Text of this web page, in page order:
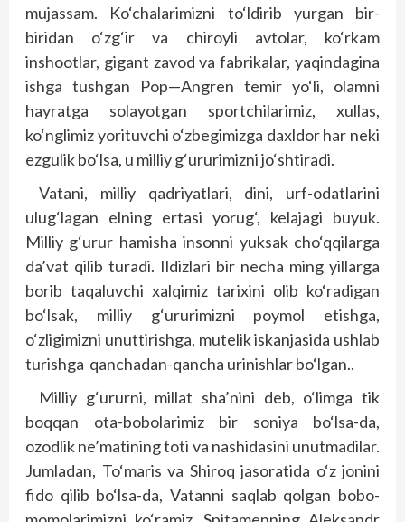
mujassam. Ko‘chalarimizni to‘ldirib yurgan bir-
biridan o‘zg‘ir va chiroyli avtolar, ko‘rkam
inshootlar, gigant zavod va fabrikalar, yaqindagina
ishga tushgan Pop—Angren temir yo‘li, olamni
hayratga solayotgan sportchilarimiz, xullas,
ko‘nglimiz yorituvchi o‘zbegimizga daxldor har neki
ezgulik bo‘lsa, u milliy g‘ururimizni jo‘shtiradi.
Vatani, milliy qadriyatlari, dini, urf-odatlarini
ulug‘lagan elning ertasi yorug‘, kelajagi buyuk.
Milliy g‘urur hamisha insonni yuksak cho‘qqilarga
da’vat qilib turadi. Ildizlari bir necha ming yillarga
borib taqaluvchi xalqimiz tarixini olib ko‘radigan
bo‘lsak, milliy g‘ururimizni poymol etishga,
o‘zligimizni unuttirishga, mutelik iskanjasida ushlab
turishga qanchadan-qancha urinishlar bo‘lgan..
Milliy g‘ururni, millat sha’nini deb, o‘limga tik
boqqan ota-bobolarimiz bir soniya bo‘lsa-da,
ozodlik ne’matining toti va nashidasini unutmadilar.
Jumladan, To‘maris va Shiroq jasoratida o‘z jonini
fido qilib bo‘lsa-da, Vatanni saqlab qolgan bobo-